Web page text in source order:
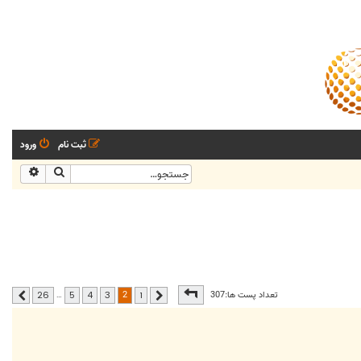
ورود ثبت نام
جستجو
تعداد پست ها:307صفحه از26 قبلی 1
2
3
4
5
…
26 بعدی